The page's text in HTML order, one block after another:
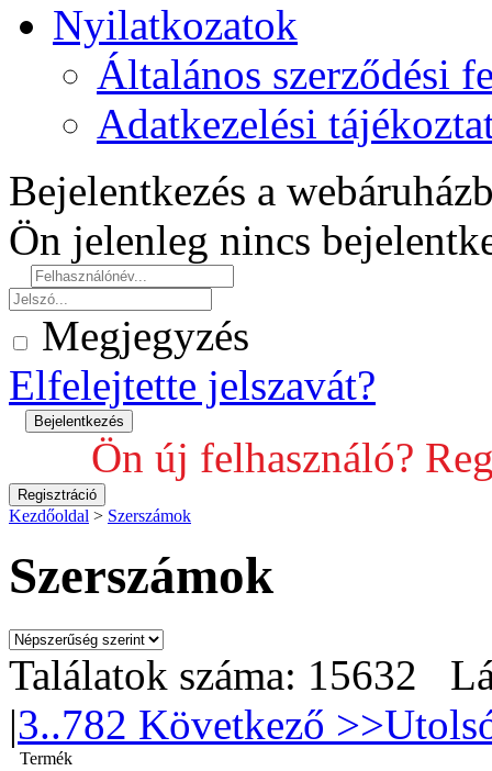
Nyilatkozatok
Általános szerződési
Adatkezelési
Bejelentkezés a
Ön jelenleg nincs
Megjegyzés
Elfelejtette jelszavát?
Ön új felhasználó?
Kezdőoldal > Szerszámok
Szerszámok
Találatok száma: 15632
|3..782 Következő >>
Termék